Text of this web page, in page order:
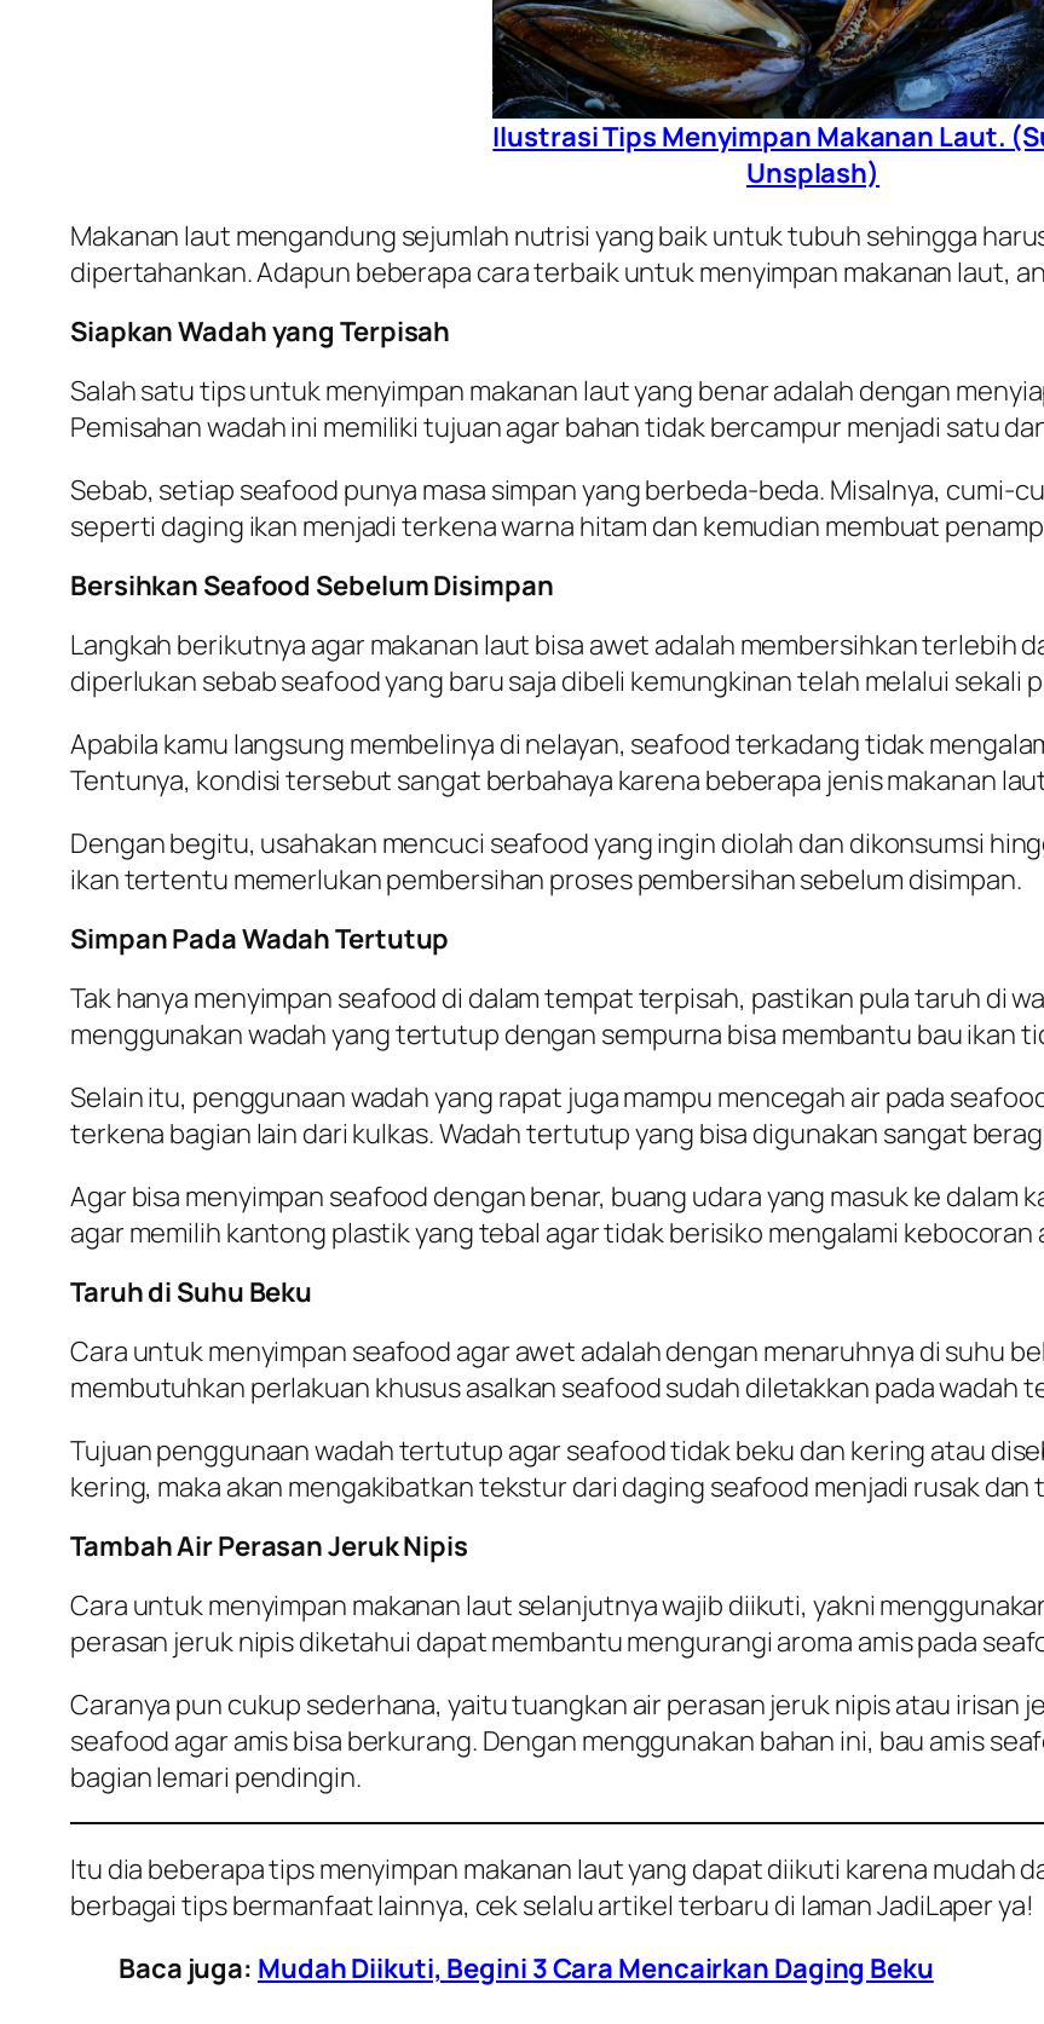
Ilustrasi Tips Menyimpan Makanan Laut.
Unsplash)
Makanan laut mengandung sejumlah nutrisi yang baik untuk tubuh sehingga
dipertahankan. Adapun beberapa cara terbaik untuk menyimpan makanan laut,
Siapkan Wadah yang Terpisah
Salah satu tips untuk menyimpan makanan laut yang benar adalah dengan
Pemisahan wadah ini memiliki tujuan agar bahan tidak bercampur menjadi satu
Sebab, setiap seafood punya masa simpan yang berbeda-beda. Misalnya, cumi-
seperti daging ikan menjadi terkena warna hitam dan kemudian membuat
Bersihkan Seafood Sebelum Disimpan
Langkah berikutnya agar makanan laut bisa awet adalah membersihkan terlebih
diperlukan sebab seafood yang baru saja dibeli kemungkinan telah melalui sekali
Apabila kamu langsung membelinya di nelayan, seafood terkadang tidak
Tentunya, kondisi tersebut sangat berbahaya karena beberapa jenis makanan
Dengan begitu, usahakan mencuci seafood yang ingin diolah dan dikonsumsi
ikan tertentu memerlukan pembersihan proses pembersihan sebelum disimpan.
Simpan Pada Wadah Tertutup
Tak hanya menyimpan seafood di dalam tempat terpisah, pastikan pula taruh di
menggunakan wadah yang tertutup dengan sempurna bisa membantu bau ikan
Selain itu, penggunaan wadah yang rapat juga mampu mencegah air pada
terkena bagian lain dari kulkas. Wadah tertutup yang bisa digunakan sangat
Agar bisa menyimpan seafood dengan benar, buang udara yang masuk ke
agar memilih kantong plastik yang tebal agar tidak berisiko mengalami
Taruh di Suhu Beku
Cara untuk menyimpan seafood agar awet adalah dengan menaruhnya di suhu
membutuhkan perlakuan khusus asalkan seafood sudah diletakkan pada wadah
Tujuan penggunaan wadah tertutup agar seafood tidak beku dan kering atau
kering, maka akan mengakibatkan tekstur dari daging seafood menjadi rusak dan
Tambah Air Perasan Jeruk Nipis
Cara untuk menyimpan makanan laut selanjutnya wajib diikuti, yakni
perasan jeruk nipis diketahui dapat membantu mengurangi aroma amis pada
Caranya pun cukup sederhana, yaitu tuangkan air perasan jeruk nipis atau irisan
seafood agar amis bisa berkurang. Dengan menggunakan bahan ini, bau amis
bagian lemari pendingin.
Itu dia beberapa tips menyimpan makanan laut yang dapat diikuti karena mudah
berbagai tips bermanfaat lainnya, cek selalu artikel terbaru di laman JadiLaper ya!
Baca juga: Mudah Diikuti, Begini 3 Cara Mencairkan Daging Beku